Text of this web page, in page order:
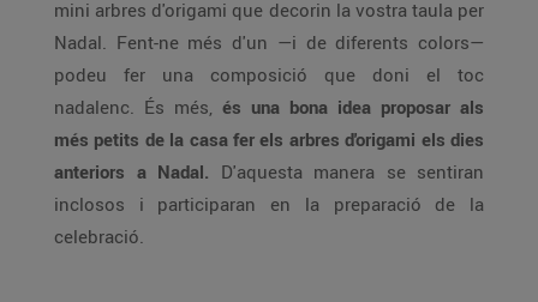
mini arbres d'origami que decorin la vostra taula per
Nadal. Fent-ne més d'un —i de diferents colors—
podeu fer una composició que doni el toc
nadalenc. És més, és una bona idea proposar als
més petits de la casa fer els arbres d'origami els dies
anteriors a Nadal. D'aquesta manera se sentiran
inclosos i participaran en la preparació de la
celebració.